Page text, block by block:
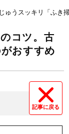
ゅうスッキリ「ふき
コツ。古
おすすめ
記事に戻る